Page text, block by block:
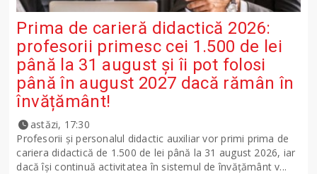
Prima de carieră didactică 2026:
profesorii primesc cei 1.500 de lei
până la 31 august și îi pot folosi
până în august 2027 dacă rămân în
învățământ!
astăzi, 17:30
Profesorii și personalul didactic auxiliar vor primi prima de
cariera didactică de 1.500 de lei până la 31 august 2026, iar
dacă își continuă activitatea în sistemul de învățământ v...